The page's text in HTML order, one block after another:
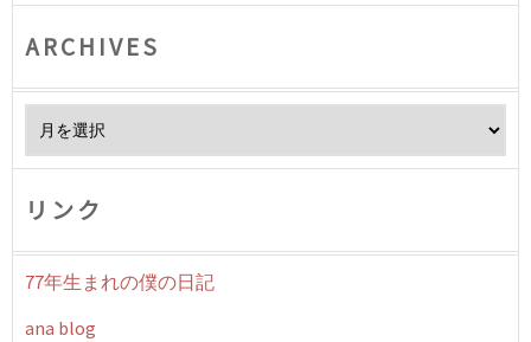
ARCHIVES
リンク
77年生まれの僕の日記
ana blog